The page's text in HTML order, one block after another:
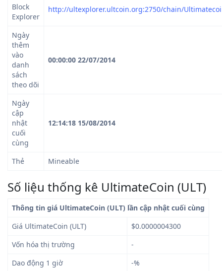
Block
Explorer
http://ultexplorer.ultcoin.org:2750/chain/
Ngày
thêm
vào
danh
sách
theo dõi
00:00:00 22/07/2014
Ngày
cập
nhật
cuối
cùng
12:14:18 15/08/2014
Thẻ Mineable
Số liệu thống kê UltimateCoin (ULT)
Thông tin giá UltimateCoin (ULT) lần cập nhật cuối cùng
Giá UltimateCoin (ULT)
$0.0000004300
Vốn hóa thị trường
-
Dao động 1 giờ
-%